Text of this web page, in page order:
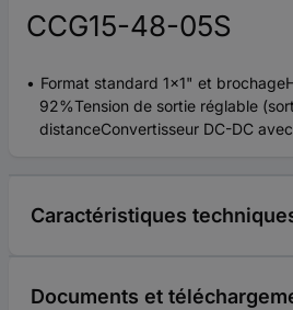
CCG15-48-05S
Format standard 1x1" et
92%Tension de sortie réglable
distanceConvertisseur DC-DC
Caractéristiques
Documents et